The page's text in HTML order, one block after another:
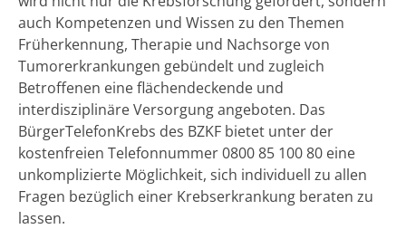
auch Kompetenzen und Wissen zu den Themen
Früherkennung, Therapie und Nachsorge von
Tumorerkrankungen gebündelt und zugleich
Betroffenen eine flächendeckende und
interdisziplinäre Versorgung angeboten. Das
BürgerTelefonKrebs des BZKF bietet unter der
kostenfreien Telefonnummer 0800 85 100 80 eine
unkomplizierte Möglichkeit, sich individuell zu allen
Fragen bezüglich einer Krebserkrankung beraten zu
lassen.